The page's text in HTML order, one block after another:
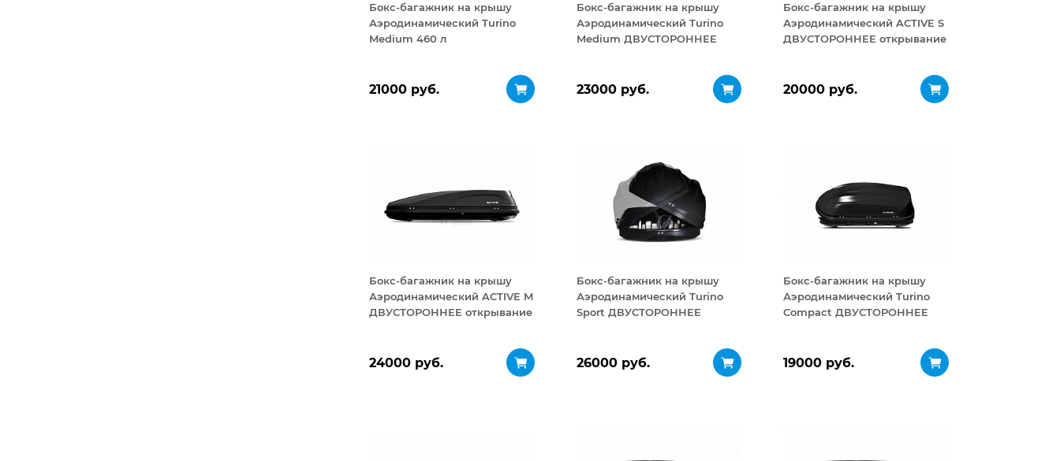
Бокс-багажник на крышу
Аэродинамический Turino
Medium 460 л
21000 руб.
Бокс-багажник на крышу
Аэродинамический Turino
Medium ДВУСТОРОННЕЕ
23000 руб.
Бокс-багажник на крышу
Аэродинамический ACTIVE S
ДВУСТОРОННЕЕ открывание
20000 руб.
Бокс-багажник на крышу
Аэродинамический ACTIVE М
ДВУСТОРОННЕЕ открывание
24000 руб.
Бокс-багажник на крышу
Аэродинамический Turino
Sport ДВУСТОРОННЕЕ
26000 руб.
Бокс-багажник на крышу
Аэродинамический Turino
Compact ДВУСТОРОННЕЕ
19000 руб.